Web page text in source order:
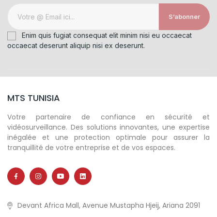
S’abonner
Enim quis fugiat consequat elit minim nisi eu occaecat
occaecat deserunt aliquip nisi ex deserunt.
MTS TUNISIA
Votre partenaire de confiance en sécurité et
vidéosurveillance. Des solutions innovantes, une expertise
inégalée et une protection optimale pour assurer la
tranquillité de votre entreprise et de vos espaces.
Devant Africa Mall, Avenue Mustapha Hjeij, Ariana 2091